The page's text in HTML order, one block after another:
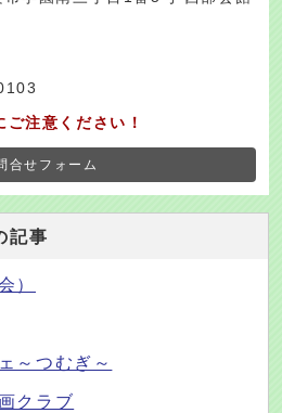
注意ください！
合せフォーム
記事
）
～つむぎ～
クラブ